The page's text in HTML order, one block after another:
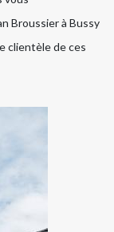
Broussier à Bussy
clientèle de ces